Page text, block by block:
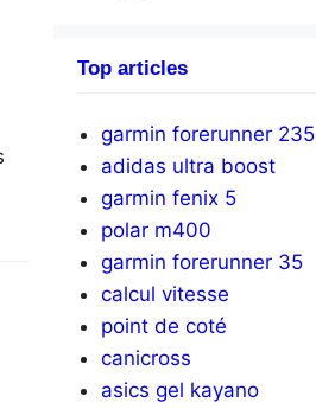
Top articles
garmin forerunner 235
adidas ultra boost
garmin fenix 5
polar m400
garmin forerunner 35
calcul vitesse
point de coté
canicross
asics gel kayano